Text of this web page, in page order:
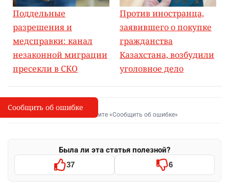
Поддельные
разрешения и
медсправки: канал
незаконной миграции
пресекли в СКО
Против иностранца,
заявившего о покупке
гражданства
Казахстана, возбудили
уголовное дело
I
Сообщить об опечатке
Выделите фрагмент и нажмите «Сообщить об ошибке»
Была ли эта статья полезной?
37 6
Сообщить об ошибке